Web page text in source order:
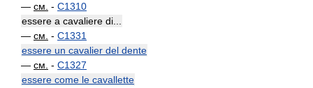
— см. - C1310
essere a cavaliere di...
— см. - C1331
essere un cavalier del dente
— см. - C1327
essere come le cavallette